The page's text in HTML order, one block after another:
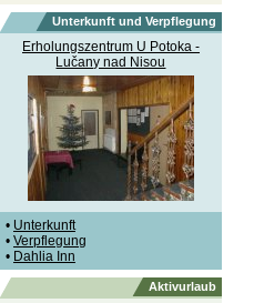
Unterkunft und Verpflegung
Erholungszentrum U Potoka -
Lučany nad Nisou
• Unterkunft
• Verpflegung
• Dahlia Inn
Aktivurlaub